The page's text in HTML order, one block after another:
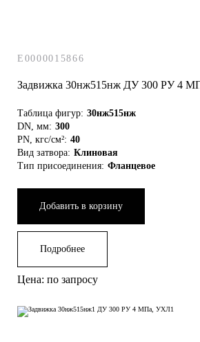
E0000015866
Задвижка 30нж515нж ДУ 300 РУ 4
Таблица фигур: 30нж515нж
DN, мм: 300
PN, кгс/см²: 40
Вид затвора: Клиновая
Тип присоединения: Фланцевое
Добавить в корзину
Подробнее
Цена: по запросу